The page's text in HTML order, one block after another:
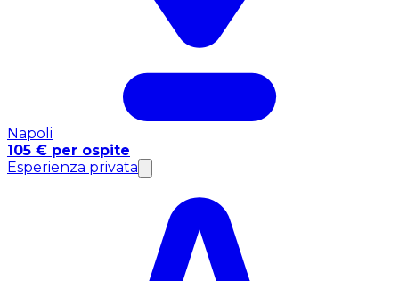
Napoli
105 € per ospite
Esperienza privata